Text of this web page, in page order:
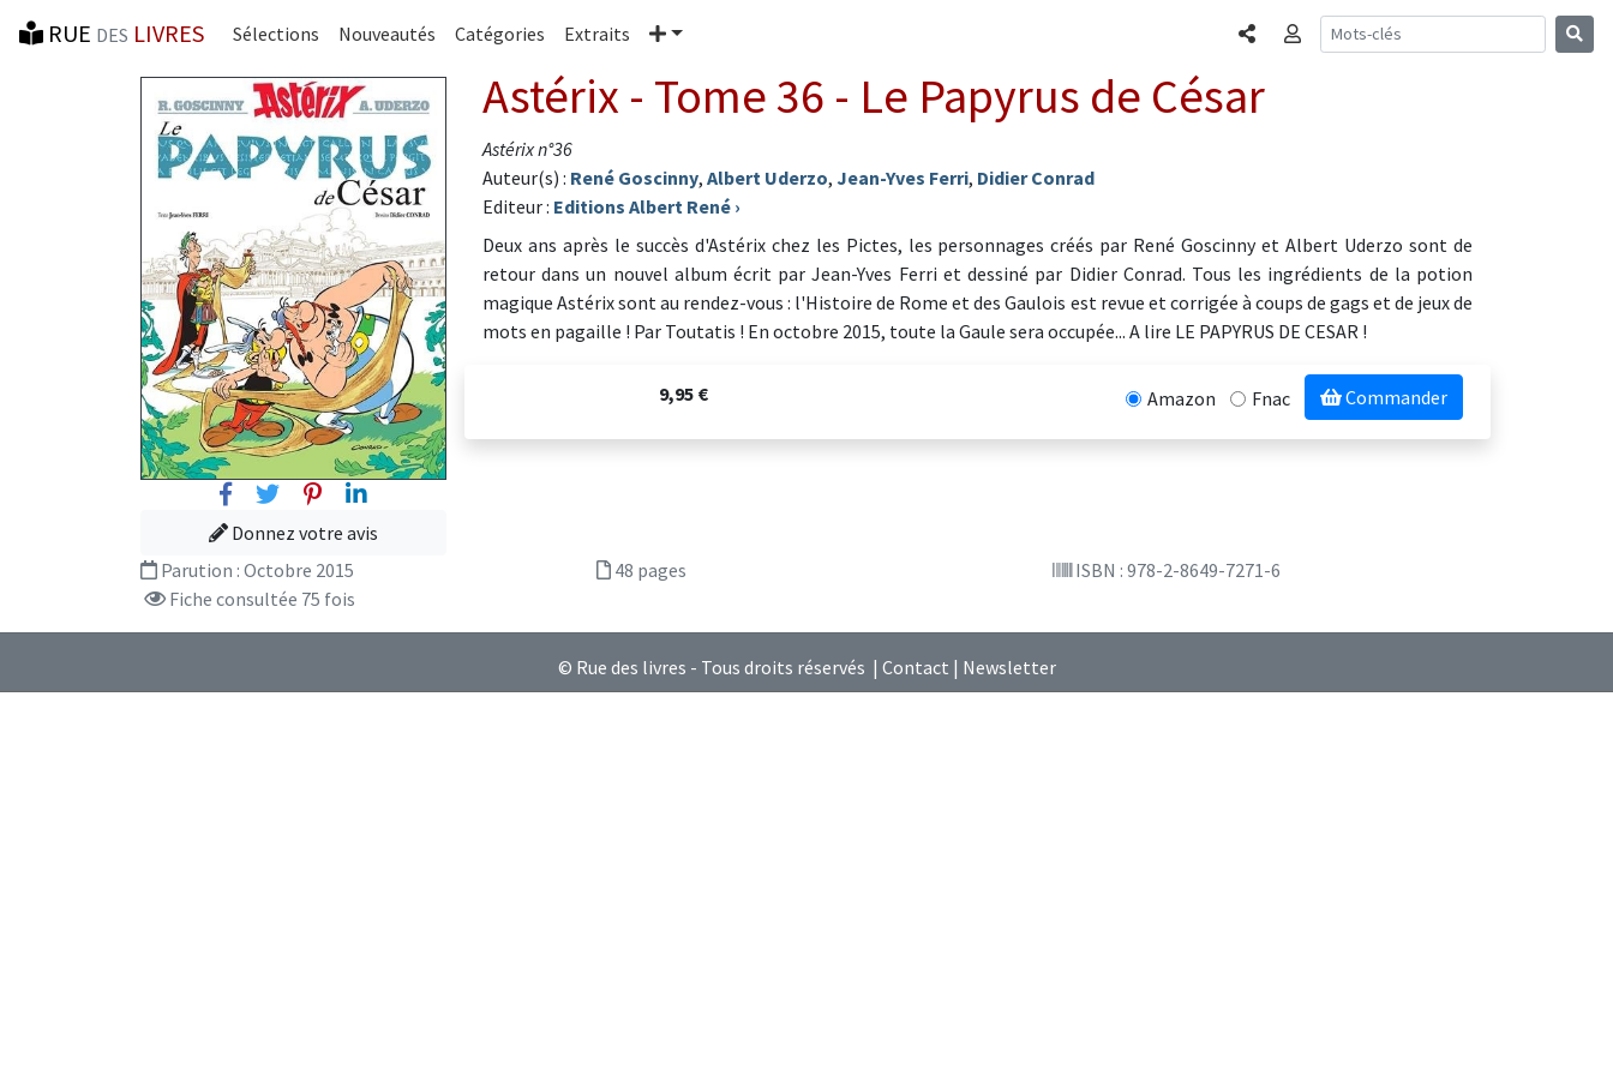
RUE DES LIVRES Sélections Nouveautés Catégories Extraits Plus PartagerConnexion
FacebookTwitterPinterest
Linkedin
Donnez votre avis
Astérix - Tome 36 - Le Papyrus de César
Astérix n°36
Auteur(s) : René Goscinny, Albert Uderzo, Jean-Yves Ferri, Didier Conrad
Editeur : Editions Albert René ›
Deux ans après le succès d'Astérix chez les Pictes, les personnages créés par René Goscinny et Albert Uderzo sont de
retour dans un nouvel album écrit par Jean-Yves Ferri et dessiné par Didier Conrad. Tous les ingrédients de la potion
magique Astérix sont au rendez-vous : l'Histoire de Rome et des Gaulois est revue et corrigée à coups de gags et de jeux de
mots en pagaille ! Par Toutatis ! En octobre 2015, toute la Gaule sera occupée... A lire LE PAPYRUS DE CESAR !
9,95 € Amazon Fnac Commander
Parution : Octobre 2015 48 pages
ISBN : 978-2-8649-7271-6
Fiche consultée 75 fois
© Rue des livres - Tous droits réservés | Contact | Newsletter